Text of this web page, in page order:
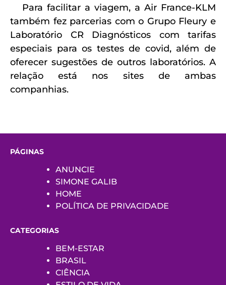
Para facilitar a viagem, a Air France-KLM
também fez parcerias com o Grupo Fleury e
Laboratório CR Diagnósticos com tarifas
especiais para os testes de covid, além de
oferecer sugestões de outros laboratórios. A
relação está nos sites de ambas
companhias.
PÁGINAS
ANUNCIE
SIMONE GALIB
HOME
POLÍTICA DE PRIVACIDADE
CATEGORIAS
BEM-ESTAR
BRASIL
CIÊNCIA